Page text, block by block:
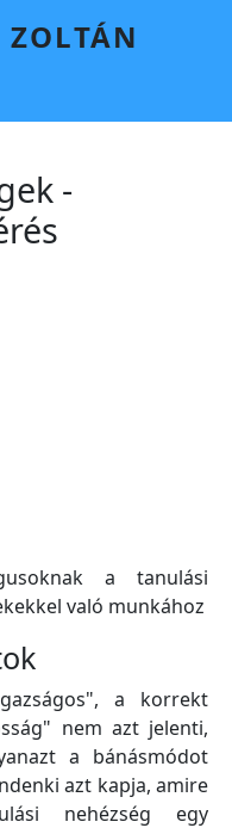
-
a tanulási
való munkához
a korrekt
nem azt jelenti,
a bánásmódot
azt kapja, amire
nehézség egy